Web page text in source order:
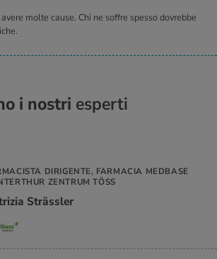
molte cause. Chi ne soffre spesso dovrebbe
i nostri esperti
DIRIGENTE, FARMACIA MEDBASE
ZENTRUM TÖSS
Strässler